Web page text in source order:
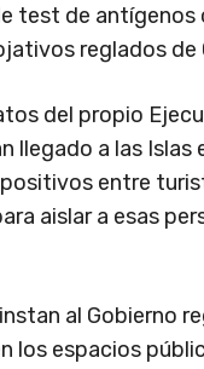
test de antígenos
reglados de
del propio
llegado a las Islas
entre
aislar a esas
al Gobierno
los espacios